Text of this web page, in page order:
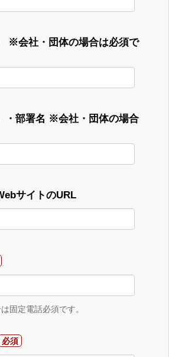
※会社・団体の場合は必須で
・部署名 ※会社・団体の場合
サイトのURL
固定電話必須です。